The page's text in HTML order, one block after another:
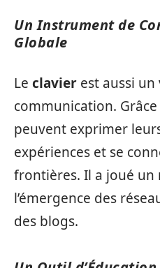
Un Instrument de
Globale
Le clavier est aussi
communication.
peuvent exprimer
expériences et se
frontières. Il a joué un
l’émergence des
des blogs.